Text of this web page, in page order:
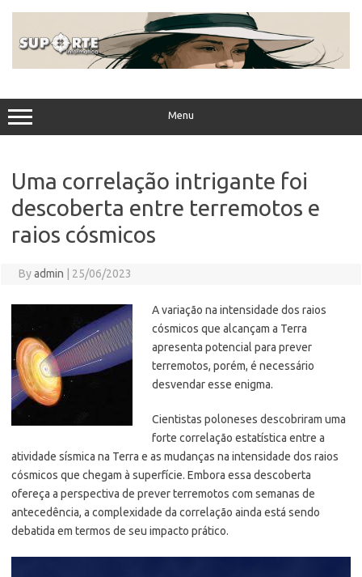
Menu
Uma correlação intrigante foi
descoberta entre terremotos e
raios cósmicos
Byadmin 25/06/2023
A variação na intensidade dos raios
cósmicos que alcançam a Terra
apresenta potencial para prever
terremotos, porém, é necessário
desvendar esse enigma.
Cientistas poloneses descobriram uma
forte correlação estatística entre a
atividade sísmica na Terra e as mudanças na intensidade dos raios
cósmicos que chegam à superfície. Embora essa descoberta
ofereça a perspectiva de prever terremotos com semanas de
antecedência, a complexidade da correlação ainda está sendo
debatida em termos de seu impacto prático.